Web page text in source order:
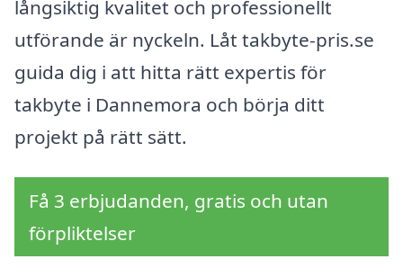
långsiktig kvalitet och professionellt
utförande är nyckeln. Låt takbyte-pris.se
guida dig i att hitta rätt expertis för
takbyte i Dannemora och börja ditt
projekt på rätt sätt.
Få 3 erbjudanden, gratis och utan
förpliktelser